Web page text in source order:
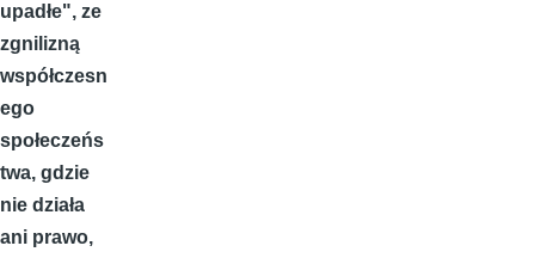
upadłe", ze
zgnilizną
współczesn
ego
społeczeńs
twa, gdzie
nie działa
ani prawo,